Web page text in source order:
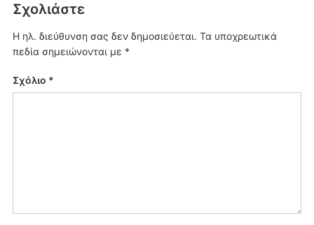
Σχολιάστε
Η ηλ. διεύθυνση σας δεν δημοσιεύεται. Τα υποχρεωτικά
πεδία σημειώνονται με *
Σχόλιο *